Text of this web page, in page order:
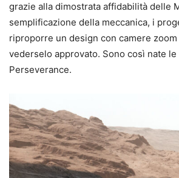
grazie alla dimostrata affidabilità delle
semplificazione della meccanica, i
riproporre un design con camere
vederselo approvato. Sono così nate le
Perseverance.